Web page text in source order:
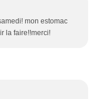
mon estomac
la faire!!merci!